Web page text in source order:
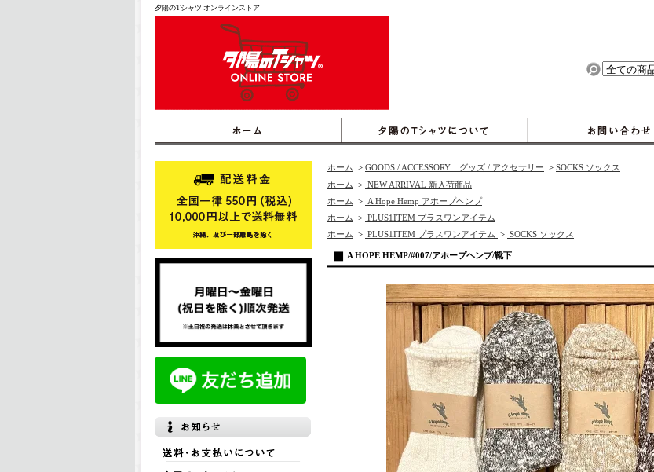
夕陽のTシャツ オンラインストア
ホーム > GOODS / ACCESSORY グッズ / アクセサリー > SOCKS ソックス
ホーム > NEW ARRIVAL 新入荷商品
ホーム > A Hope Hemp アホープヘンプ
ホーム > PLUS1ITEM プラスワンアイテム
ホーム > PLUS1ITEM プラスワンアイテム > SOCKS ソックス
A HOPE HEMP/#007/アホープヘンプ/靴下